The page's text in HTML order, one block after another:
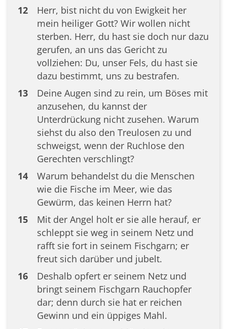
12
Herr, bist nicht du von Ewigkeit her
mein heiliger Gott? Wir wollen nicht
sterben. Herr, du hast sie doch nur dazu
gerufen, an uns das Gericht zu
vollziehen: Du, unser Fels, du hast sie
dazu bestimmt, uns zu bestrafen.
13
Deine Augen sind zu rein, um Böses mit
anzusehen, du kannst der
Unterdrückung nicht zusehen. Warum
siehst du also den Treulosen zu und
schweigst, wenn der Ruchlose den
Gerechten verschlingt?
14
Warum behandelst du die Menschen
wie die Fische im Meer, wie das
Gewürm, das keinen Herrn hat?
15
Mit der Angel holt er sie alle herauf, er
schleppt sie weg in seinem Netz und
rafft sie fort in seinem Fischgarn; er
freut sich darüber und jubelt.
16
Deshalb opfert er seinem Netz und
bringt seinem Fischgarn Rauchopfer
dar; denn durch sie hat er reichen
Gewinn und ein üppiges Mahl.